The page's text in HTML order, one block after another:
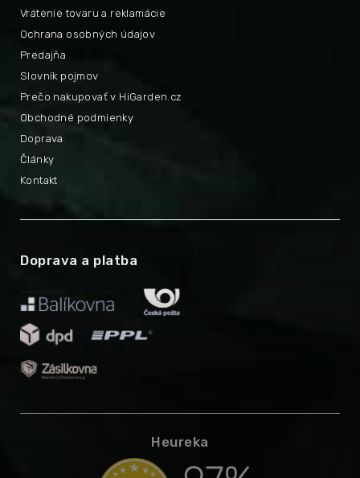
Prečo nakupovať v HiGarden.cz
Vrátenie tovaru a reklamácie
Obchodné podmienky
Ochrana osobných údajov
Doprava
Predajňa
Články
Slovník pojmov
Kontakt
Doprava a platba
Heureka